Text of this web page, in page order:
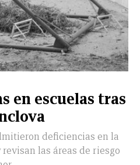
en escuelas tras
deficiencias en la
las áreas de riesgo